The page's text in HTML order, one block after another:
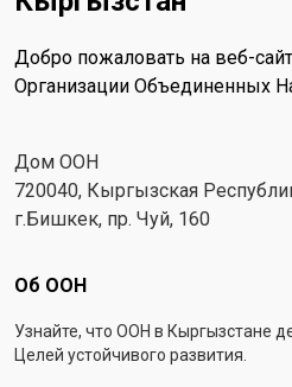
Добро пожаловать на веб-
Организации Объединенных
Дом ООН
720040, Кыргызская
г.Бишкек, пр. Чуй, 160
Footer menu
Об ООН
Узнайте, что ООН в Кыргызстанe
Целей устойчивого развития.